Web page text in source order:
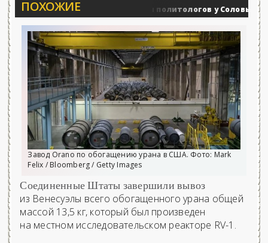
ПОХОЖИЕ
действия Вечерние баталии политологов у Соловьёва
Завод Orano по обогащению урана в США. Фото: Mark
Felix / Bloomberg / Getty Images
Соединенные Штаты завершили вывоз
из Венесуэлы всего обогащенного урана общей
массой 13,5 кг, который был произведен
на местном исследовательском реакторе RV-1.